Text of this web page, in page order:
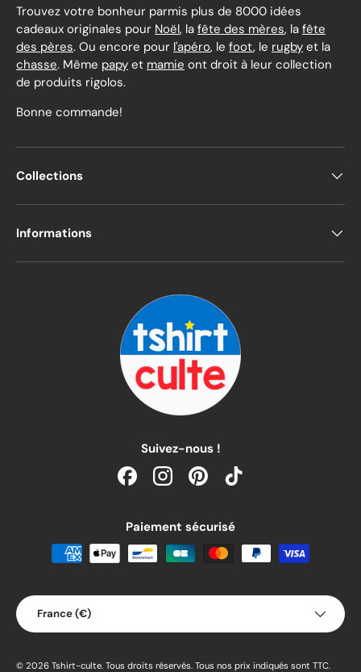
Trouvez votre bonheur parmis plus de 8000 idées
cadeaux originales pour Noël, la fête des mères, la fête
des pères. Ou encore pour l'apéro, le foot, le rugby et la
chasse. Même papy et mamie ont droit à leur collection
de produits rigolos.
Bonne commande!
Collections
Informations
Suivez-nous !
FacebookInstagramPinterestTikTok
Paiement sécurisé
Pays
France (€)
© 2026 Tshirt-culte. Tous droits réservés. Tous nos prix indiqués sont TTC.